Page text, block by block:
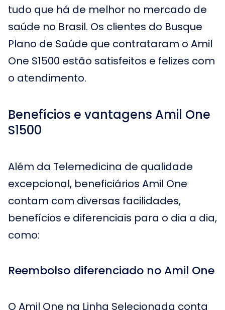
tudo que há de melhor no mercado de
saúde no Brasil. Os clientes do Busque
Plano de Saúde que contrataram o Amil
One S1500 estão satisfeitos e felizes com
o atendimento.
Benefícios e vantagens Amil One
S1500
Além da Telemedicina de qualidade
excepcional, beneficiários Amil One
contam com diversas facilidades,
benefícios e diferenciais para o dia a dia,
como:
Reembolso diferenciado no Amil One
O Amil One na Linha Selecionada conta